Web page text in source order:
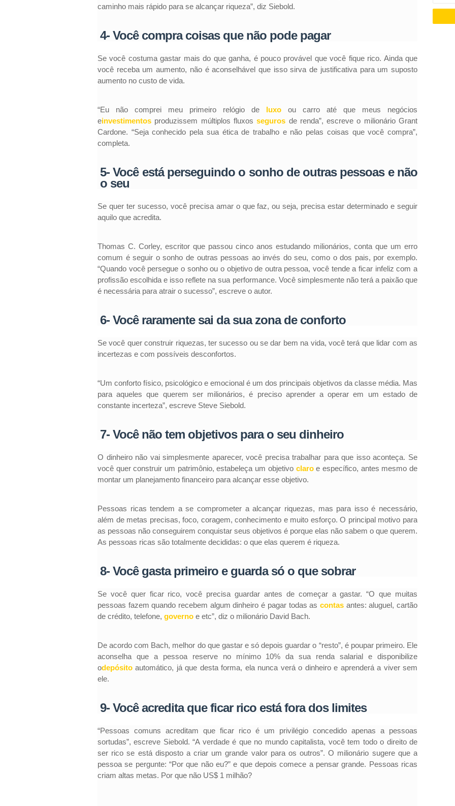
caminho mais rápido para se alcançar riqueza”, diz Siebold.
4- Você compra coisas que não pode pagar
Se você costuma gastar mais do que ganha, é pouco provável que você fique rico. Ainda que
você receba um aumento, não é aconselhável que isso sirva de justificativa para um suposto
aumento no custo de vida.
“Eu não comprei meu primeiro relógio de luxo ou carro até que meus negócios
einvestimentos produzissem múltiplos fluxosseguros de renda”, escreve o milionário Grant
Cardone. “Seja conhecido pela sua ética de trabalho e não pelas coisas que você compra”,
completa.
5- Você está perseguindo o sonho de outras pessoas e não
o seu
Se quer ter sucesso, você precisa amar o que faz, ou seja, precisa estar determinado e seguir
aquilo que acredita.
Thomas C. Corley, escritor que passou cinco anos estudando milionários, conta que um erro
comum é seguir o sonho de outras pessoas ao invés do seu, como o dos pais, por exemplo.
“Quando você persegue o sonho ou o objetivo de outra pessoa, você tende a ficar infeliz com a
profissão escolhida e isso reflete na sua performance. Você simplesmente não terá a paixão que
é necessária para atrair o sucesso”, escreve o autor.
6- Você raramente sai da sua zona de conforto
Se você quer construir riquezas, ter sucesso ou se dar bem na vida, você terá que lidar com as
incertezas e com possíveis desconfortos.
“Um conforto físico, psicológico e emocional é um dos principais objetivos da classe média. Mas
para aqueles que querem ser milionários, é preciso aprender a operar em um estado de
constante incerteza”, escreve Steve Siebold.
7- Você não tem objetivos para o seu dinheiro
O dinheiro não vai simplesmente aparecer, você precisa trabalhar para que isso aconteça. Se
você quer construir um patrimônio, estabeleça um objetivo claroe específico, antes mesmo de
montar um planejamento financeiro para alcançar esse objetivo.
Pessoas ricas tendem a se comprometer a alcançar riquezas, mas para isso é necessário,
além de metas precisas, foco, coragem, conhecimento e muito esforço. O principal motivo para
as pessoas não conseguirem conquistar seus objetivos é porque elas não sabem o que querem.
As pessoas ricas são totalmente decididas: o que elas querem é riqueza.
8- Você gasta primeiro e guarda só o que sobrar
Se você quer ficar rico, você precisa guardar antes de começar a gastar. “O que muitas
pessoas fazem quando recebem algum dinheiro é pagar todas as contasantes: aluguel, cartão
de crédito, telefone, governo e etc”, diz o milionário David Bach.
De acordo com Bach, melhor do que gastar e só depois guardar o “resto”, é poupar primeiro. Ele
aconselha que a pessoa reserve no mínimo 10% da sua renda salarial e disponibilize
odepósito automático, já que desta forma, ela nunca verá o dinheiro e aprenderá a viver sem
ele.
9- Você acredita que ficar rico está fora dos limites
“Pessoas comuns acreditam que ficar rico é um privilégio concedido apenas a pessoas
sortudas”, escreve Siebold. “A verdade é que no mundo capitalista, você tem todo o direito de
ser rico se está disposto a criar um grande valor para os outros”. O milionário sugere que a
pessoa se pergunte: “Por que não eu?” e que depois comece a pensar grande. Pessoas ricas
criam altas metas. Por que não US$ 1 milhão?